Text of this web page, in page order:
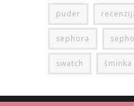
puder
sephora
swatch šminka